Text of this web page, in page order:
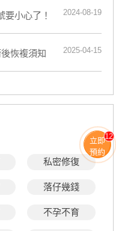
要小心了！ 2024-08-19
恢複須知 2025-04-15
私密修復
落仔幾錢
不孕不育
立即
預約
12